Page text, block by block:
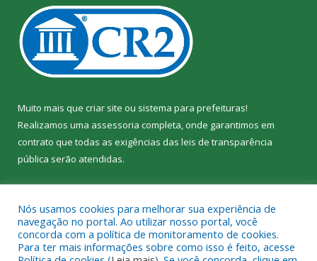
Muito mais que criar site ou sistema para prefeituras!
Realizamos uma assessoria completa, onde garantimos em
contrato que todas as exigências das leis de transparência
pública serão atendidas.
Nós usamos cookies para melhorar sua experiência de
navegação no portal. Ao utilizar nosso portal, você
concorda com a política de monitoramento de cookies.
Para ter mais informações sobre como isso é feito, acesse